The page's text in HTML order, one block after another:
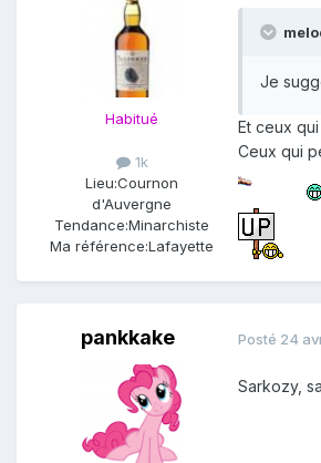
Habitué
1k
Lieu:Cournon
d'Auvergne
Tendance:Minarchiste
Ma référence:Lafayette
Je
Et ceux
Ceux qui
pankkake Posté 24
Sarkozy,